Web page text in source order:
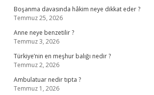
Boşanma davasında hâkim neye dikkat eder ?
Temmuz 25, 2026
Anne neye benzetilir ?
Temmuz 3, 2026
Türkiye’nin en meşhur balığı nedir ?
Temmuz 2, 2026
Ambulatuar nedir tıpta ?
Temmuz 1, 2026